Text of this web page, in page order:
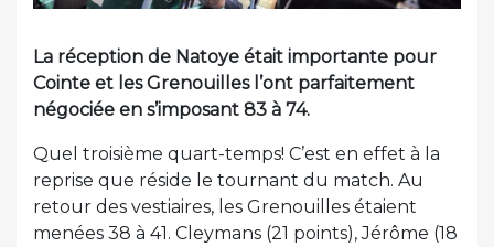
La réception de Natoye était importante pour
Cointe et les Grenouilles l’ont parfaitement
négociée en s’imposant 83 à 74.
Quel troisième quart-temps! C’est en effet à la
reprise que réside le tournant du match. Au
retour des vestiaires, les Grenouilles étaient
menées 38 à 41. Cleymans (21 points), Jérôme (18